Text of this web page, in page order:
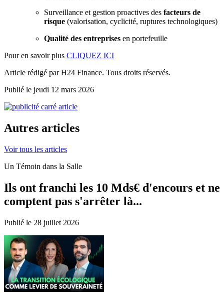
Surveillance et gestion proactives des facteurs de
risque (valorisation, cyclicité, ruptures technologiques)
Qualité des entreprises en portefeuille
Pour en savoir plus CLIQUEZ ICI
Article rédigé par H24 Finance. Tous droits réservés.
Publié le jeudi 12 mars 2026
Autres articles
Voir tous les articles
Un Témoin dans la Salle
Ils ont franchi les 10 Mds€ d'encours et ne
comptent pas s'arrêter là...
Publié le 28 juillet 2026